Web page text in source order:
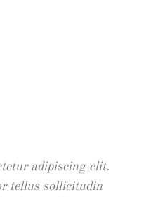
adipiscing elit.
sollicitudin
adipiscing elit.
tellus sollicitudin